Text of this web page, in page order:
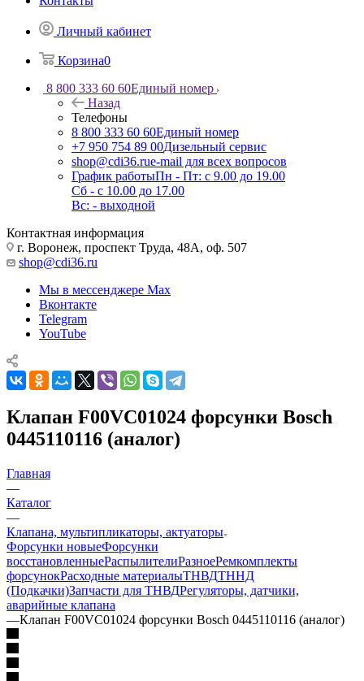
Личный кабинет
Корзина0
8 800 333 60 60Единый номер
Назад
Телефоны
8 800 333 60 60Единый номер
+7 950 754 89 00Дизельный сервис
shop@cdi36.rue-mail для всех вопросов
График работыПн - Пт: с 9.00 до 19.00
Сб - с 10.00 до 17.00
Вс: - выходной
Контактная информация
г. Воронеж, проспект Труда, 48А, оф. 507
shop@cdi36.ru
Мы в мессенджере Max
Вконтакте
Telegram
YouTube
Клапан F00VC01024 форсунки Bosch
0445110116 (аналог)
Главная
—
Каталог
—
Клапана, мультипликаторы, актуаторы
Форсунки новыеФорсунки
восстановленныеРаспылителиРазноеРемкомплекты
форсунокРасходные материалыТНВДТННД
(Подкачки)Запчасти для ТНВДРегуляторы, датчики,
аварийные клапана
—Клапан F00VC01024 форсунки Bosch 0445110116 (аналог)